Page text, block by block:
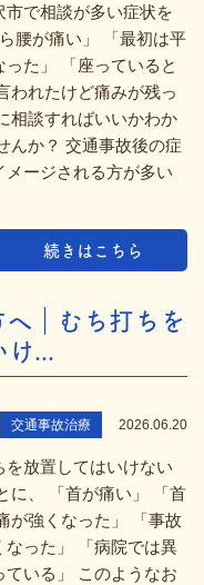
で相談が多い症状を
腰が痛い」 「最初は平
た」 「座っていると
われたけど痛みが残っ
相談すればいいかわか
んか？ 交通事故後の症
ージされる方が多い
続きはこちら
｜むち打ちを
け...
交通事故治療 2026.06.20
放置してはいけない
に、 「首が痛い」 「首
が強くなった」 「事故
った」 「病院では異
いる」 このようなお